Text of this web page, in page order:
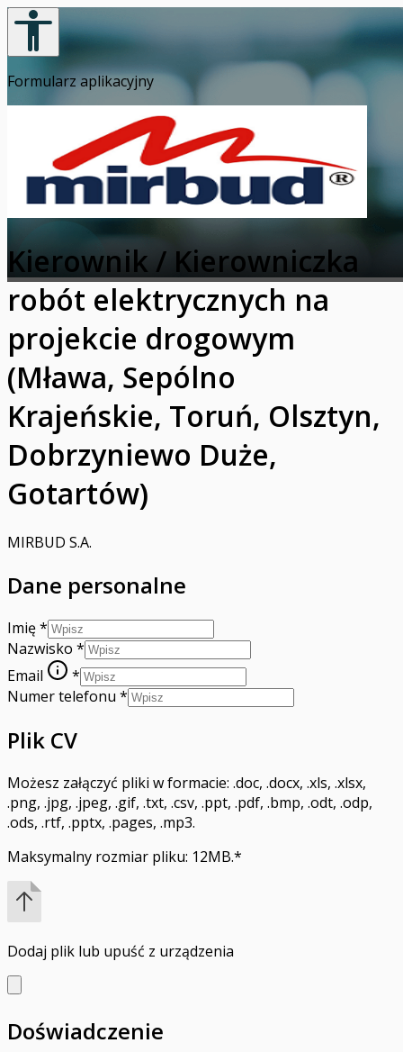
Formularz aplikacyjny
Kierownik / Kierowniczka
robót elektrycznych na
projekcie drogowym
(Mława, Sepólno
Krajeńskie, Toruń, Olsztyn,
Dobrzyniewo Duże,
Gotartów)
MIRBUD S.A.
Dane personalne
Imię*
Nazwisko *
Email
*
Numer telefonu *
Plik CV
Możesz załączyć pliki w formacie: .doc, .docx, .xls, .xlsx,
.png, .jpg, .jpeg, .gif, .txt, .csv, .ppt, .pdf, .bmp, .odt, .odp,
.ods, .rtf, .pptx, .pages, .mp3.
Maksymalny rozmiar pliku: 12MB.*
Dodaj plik lub upuść z urządzenia
Doświadczenie